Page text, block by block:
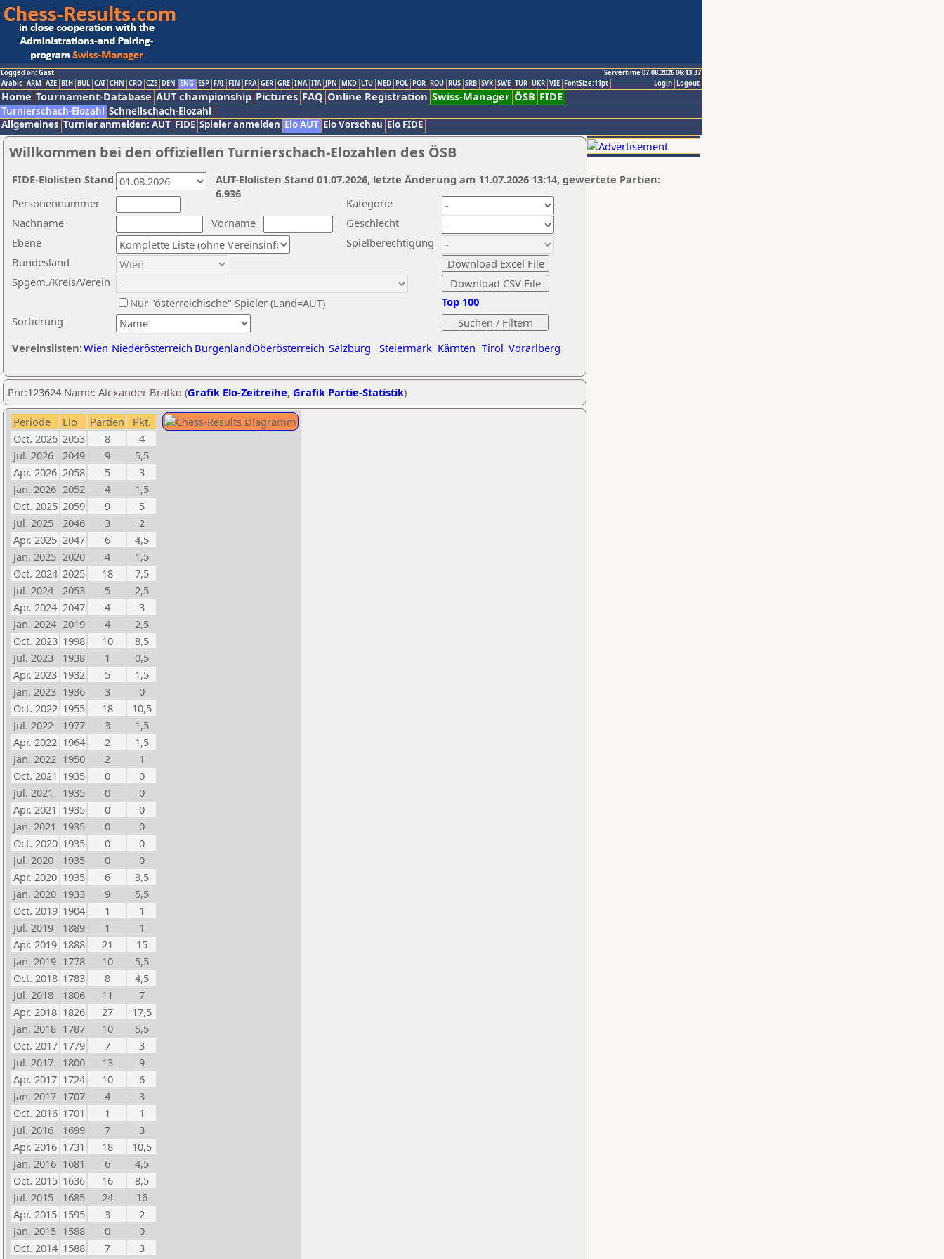
Logged on: Gast
Servertime 07.08.2026 06:13:37
Logout
Login
Arabic ARM AZE BIH BUL CAT CHN CRO CZE DEN ENG ESP FAI FIN FRA GER GRE INA ITA JPN MKD LTU NED POL POR ROU RUS SRB SVK SWE TUR UKR VIE FontSize:11pt
Home Tournament-Database AUT championship Pictures FAQ Online Registration Swiss-Manager ÖSB FIDE
Turnierschach-Elozahl Schnellschach-Elozahl
Allgemeines Turnier anmelden: AUT FIDE Spieler anmelden Elo AUT Elo Vorschau Elo FIDE
Willkommen bei den offiziellen Turnierschach-Elozahlen des ÖSB
Nachname
Vorname
Ebene
Kategorie
Sortierung
Personennummer
Bundesland
Spgem./Kreis/Verein
Geschlecht
Nur "österreichische" Spieler (Land=AUT)
Spielberechtigung
Vereinslisten:Wien Niederösterreich BurgenlandOberösterreich Salzburg Steiermark Kärnten Tirol Vorarlberg
Top 100
AUT-Elolisten Stand 01.07.2026, letzte Änderung am 11.07.2026 13:14, gewertete Partien:
6.936
FIDE-Elolisten Stand
Pnr:123624 Name: Alexander Bratko (Grafik Elo-Zeitreihe, Grafik Partie-Statistik)
Periode Elo Partien
Pkt.
Oct. 2026 2053 8
4
Jul. 2026
2049 9
5,5
Apr. 2026 2058 5
3
Jan. 2026 2052 4
1,5
Oct. 2025 2059 9
5
Jul. 2025
2046 3
2
Apr. 2025 2047 6
4,5
Jan. 2025 2020 4
1,5
Oct. 2024 2025 18
7,5
Jul. 2024
2053 5
2,5
Apr. 2024 2047 4
3
Jan. 2024 2019 4
2,5
Oct. 2023 1998 10
8,5
Jul. 2023
1938 1
0,5
Apr. 2023 1932 5
1,5
Jan. 2023 1936 3
0
Oct. 2022 1955 18
10,5
Jul. 2022
1977 3
1,5
Apr. 2022 1964 2
1,5
Jan. 2022 1950 2
1
Oct. 2021 1935 0
0
Jul. 2021
1935 0
0
Apr. 2021 1935 0
0
Jan. 2021 1935 0
0
Oct. 2020 1935 0
0
Jul. 2020
1935 0
0
Apr. 2020 1935 6
3,5
Jan. 2020 1933 9
5,5
Oct. 2019 1904 1
1
Jul. 2019
1889 1
1
Apr. 2019 1888 21
15
Jan. 2019 1778 10
5,5
Oct. 2018 1783 8
4,5
Jul. 2018
1806 11
7
Apr. 2018 1826 27
17,5
Jan. 2018 1787 10
5,5
Oct. 2017 1779 7
3
Jul. 2017
1800 13
9
Apr. 2017 1724 10
6
Jan. 2017 1707 4
3
Oct. 2016 1701 1
1
Jul. 2016
1699 7
3
Apr. 2016 1731 18
10,5
Jan. 2016 1681 6
4,5
Oct. 2015 1636 16
8,5
Jul. 2015
1685 24
16
Apr. 2015 1595 3
2
Jan. 2015 1588 0
0
Oct. 2014 1588 7
3